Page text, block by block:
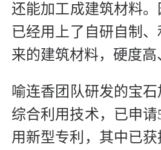
还能加工成建筑材料
已经用上了自研自制
来的建筑材料，硬度高
喻连香团队研发的宝
综合利用技术，已申
用新型专利，其中已获